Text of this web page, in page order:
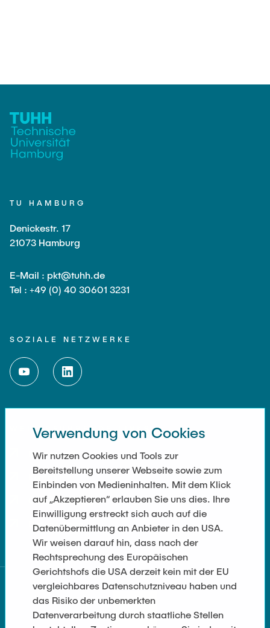
TU HAMBURG
Denickestr. 17
21073 Hamburg
E-Mail : pkt@tuhh.de
Tel : +49 (0) 40 30601 3231
SOZIALE NETZWERKE
WEITERFÜHRENDE LINKS
Impressum
Kontakt
Cookie Settings
Datenschutz
Verwendung von Cookies
Wir nutzen Cookies und Tools zur
Bereitstellung unserer Webseite sowie zum
Einbinden von Medieninhalten. Mit dem Klick
auf „Akzeptieren“ erlauben Sie uns dies. Ihre
Einwilligung erstreckt sich auch auf die
Datenübermittlung an Anbieter in den USA.
Wir weisen darauf hin, dass nach der
Rechtsprechung des Europäischen
Gerichtshofs die USA derzeit kein mit der EU
vergleichbares Datenschutzniveau haben und
das Risiko der unbemerkten
Datenverarbeitung durch staatliche Stellen